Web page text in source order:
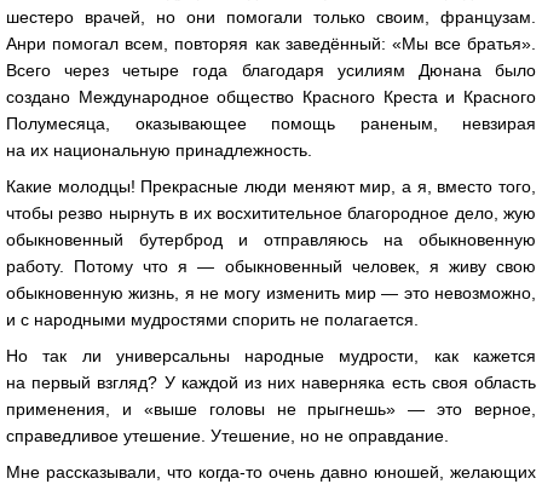
шестеро врачей, но они помогали только своим, французам.
Анри помогал всем, повторяя как заведённый: «Мы все братья».
Всего через четыре года благодаря усилиям Дюнана было
создано Международное общество Красного Креста и Красного
Полумесяца, оказывающее помощь раненым, невзирая
на их национальную принадлежность.
Какие молодцы! Прекрасные люди меняют мир, а я, вместо того,
чтобы резво нырнуть в их восхитительное благородное дело, жую
обыкновенный бутерброд и отправляюсь на обыкновенную
работу. Потому что я — обыкновенный человек, я живу свою
обыкновенную жизнь, я не могу изменить мир — это невозможно,
и с народными мудростями спорить не полагается.
Но так ли универсальны народные мудрости, как кажется
на первый взгляд? У каждой из них наверняка есть своя область
применения, и «выше головы не прыгнешь» — это верное,
справедливое утешение. Утешение, но не оправдание.
Мне рассказывали, что когда-то очень давно юношей, желающих